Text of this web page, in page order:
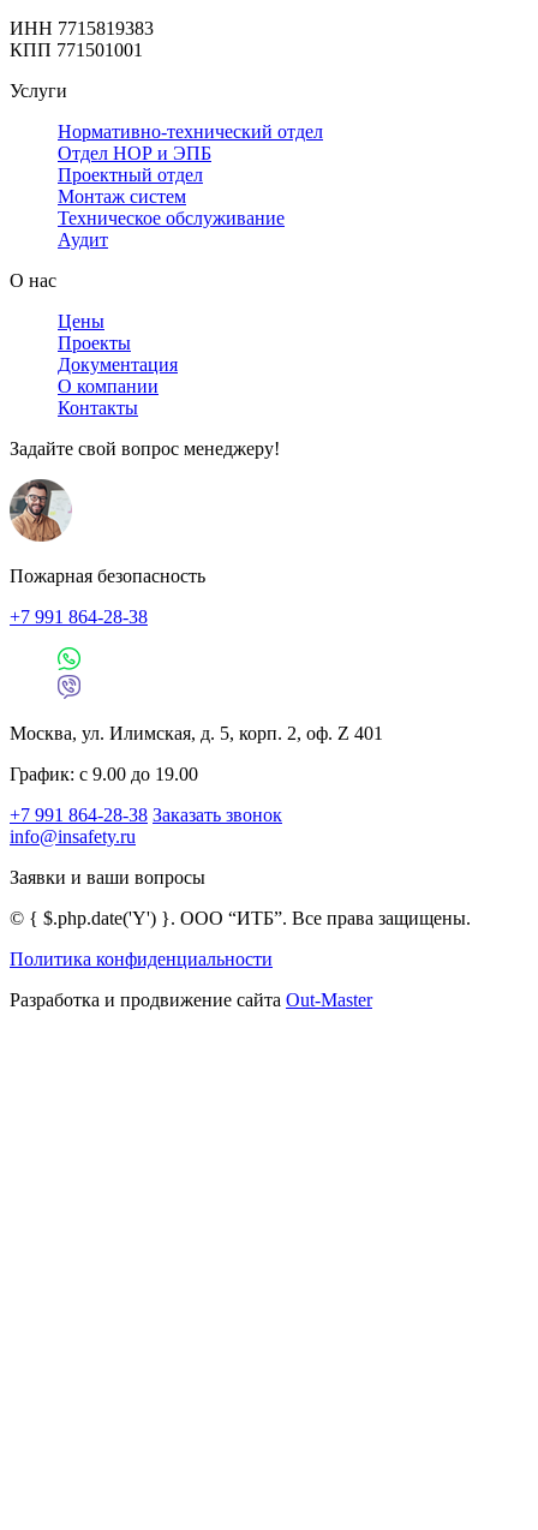
ИНН 7715819383
КПП 771501001
Услуги
Нормативно-технический отдел
Отдел НОР и ЭПБ
Проектный отдел
Монтаж систем
Техническое обслуживание
Аудит
О нас
Цены
Проекты
Документация
О компании
Контакты
Задайте свой вопрос менеджеру!
Пожарная безопасность
+7 991 864-28-38
Москва, ул. Илимская, д. 5, корп. 2, оф. Z 401
График: с 9.00 до 19.00
+7 991 864-28-38 Заказать звонок
info@insafety.ru
Заявки и ваши вопросы
© { $.php.date('Y') }. ООО “ИТБ”. Все права защищены.
Политика конфиденциальности
Разработка и продвижение сайта Out-Master